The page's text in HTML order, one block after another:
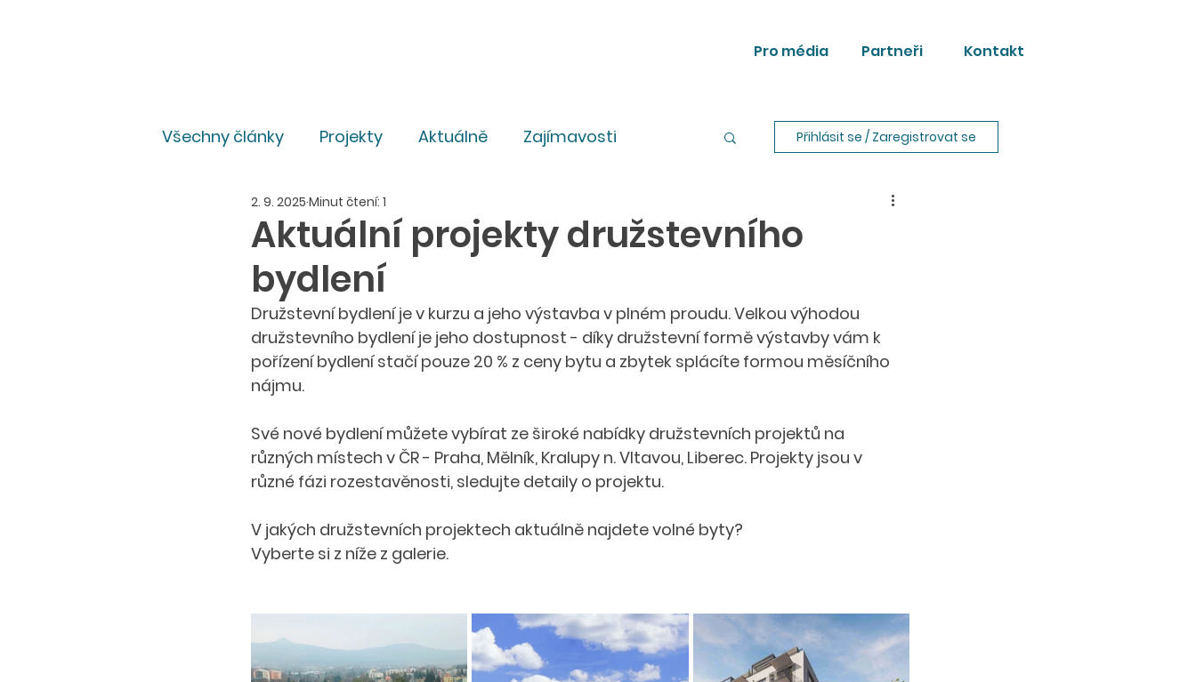
Pro média Partneři Kontakt
Všechny články Projekty Aktuálně Zajímavosti
Pro média Právní
Přihlásit se / Zaregistrovat se
Aktuální projekty družstevního
bydlení
2. 9. 2025 Minut čtení: 1
Družstevní bydlení je v kurzu a jeho výstavba v plném proudu. Velkou výhodou
družstevního bydlení je jeho dostupnost - díky družstevní formě výstavby vám k
pořízení bydlení stačí pouze 20 % z ceny bytu a zbytek splácíte formou měsíčního
nájmu.
Své nové bydlení můžete vybírat ze široké nabídky družstevních projektů na
různých místech v ČR - Praha, Mělník, Kralupy n. Vltavou, Liberec. Projekty jsou v
různé fázi rozestavěnosti, sledujte detaily o projektu.
V jakých družstevních projektech aktuálně najdete volné byty?
Vyberte si z níže z galerie.